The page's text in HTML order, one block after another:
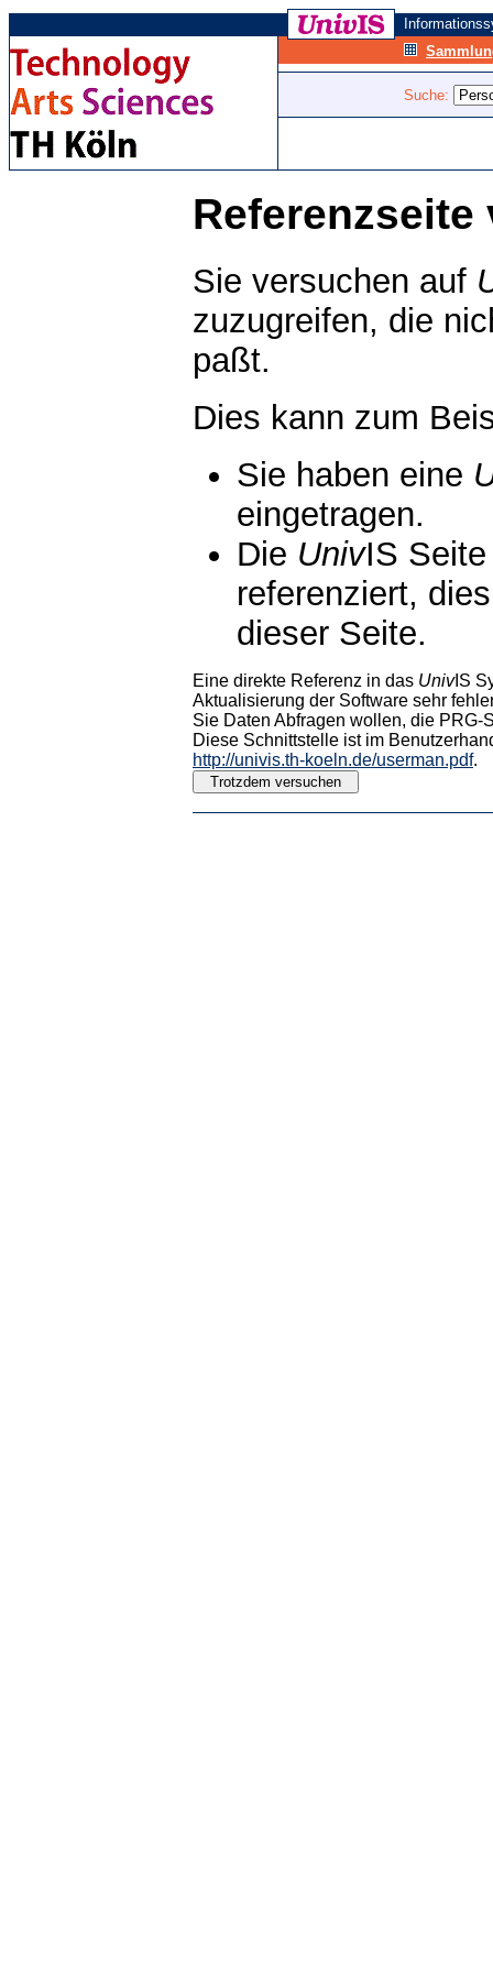
Suche:
Referenzseite
Sie versuchen auf
zuzugreifen, die
paßt.
Dies kann zum
Sie haben eine
eingetragen.
Die UnivIS
referenziert,
dieser Seite.
Eine direkte Referenz in das UnivIS
Aktualisierung der Software sehr
Sie Daten Abfragen wollen, die PRG-
Diese Schnittstelle ist im
http://univis.th-koeln.de/userman.pdf.